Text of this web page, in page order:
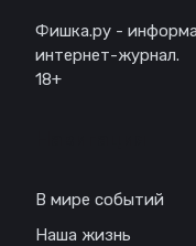
Фишка.ру -
интернет-журнал.
18+
В мире событий
Наша жизнь